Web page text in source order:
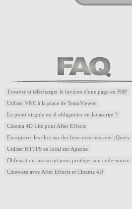
Trouver et télécharger le favicon d'une page en PHP
Utiliser VNC à la place de TeamViewer
Le point virgule est-il obligatoire en Javascript ?
Cinema 4D Lite pour After Effects
Enregistrer les clics sur des liens externes avec jQuery
Utiliser HTTPS en local sur Apache
Obfuscation javascript pour protéger son code source
Cineware avec After Effects et Cinema 4D